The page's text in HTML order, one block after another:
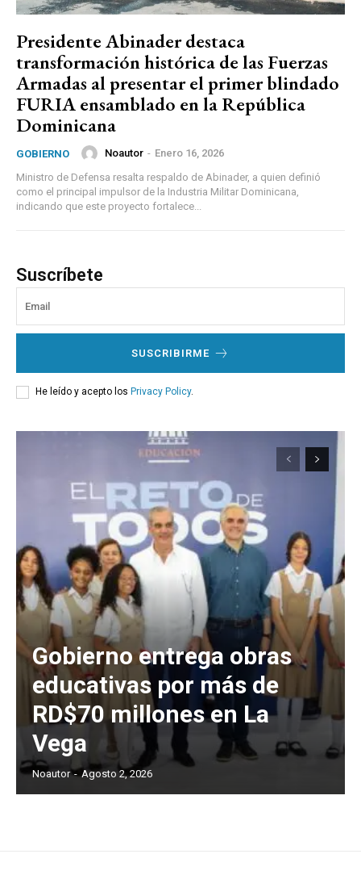
Presidente Abinader destaca
transformación histórica de las Fuerzas
Armadas al presentar el primer blindado
FURIA ensamblado en la República
Dominicana
GOBIERNO Noautor - Enero 16, 2026
Ministro de Defensa resalta respaldo de Abinader, a quien definió
como el principal impulsor de la Industria Militar Dominicana,
indicando que este proyecto fortalece...
Suscríbete
SUSCRIBIRME
He leído y acepto los Privacy Policy.
Gobierno entrega obras
educativas por más de
RD$70 millones en La
Vega
Noautor - Agosto 2, 2026